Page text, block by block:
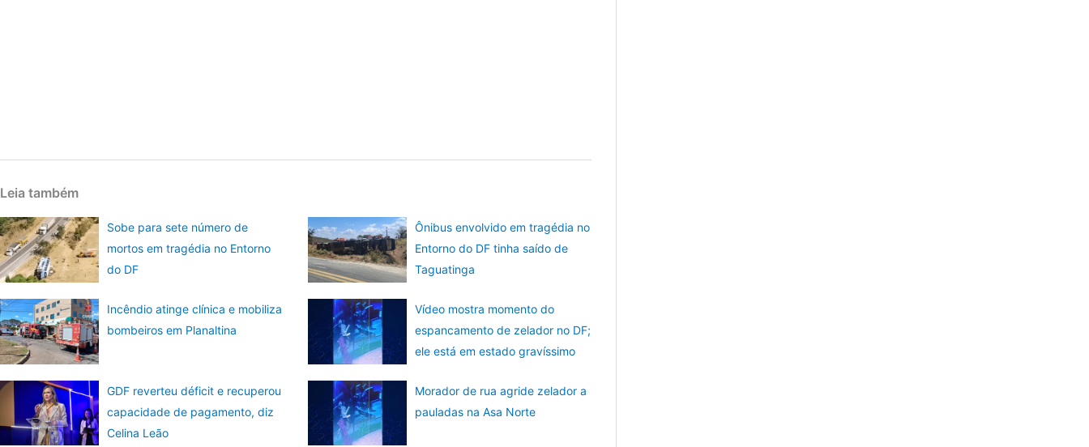
Leia também
Sobe para sete número de
mortos em tragédia no Entorno
do DF
Ônibus envolvido em tragédia no
Entorno do DF tinha saído de
Taguatinga
Incêndio atinge clínica e mobiliza
bombeiros em Planaltina
Vídeo mostra momento do
espancamento de zelador no DF;
ele está em estado gravíssimo
GDF reverteu déficit e recuperou
capacidade de pagamento, diz
Celina Leão
Morador de rua agride zelador a
pauladas na Asa Norte